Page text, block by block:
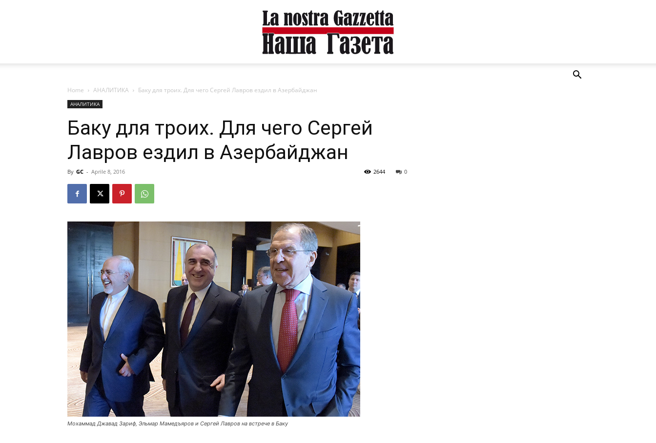
Home АНАЛИТИКА Баку для троих. Для чего Сергей Лавров ездил в Азербайджан
АНАЛИТИКА
Баку для троих. Для чего Сергей
Лавров ездил в Азербайджан
By GC - Aprile 8, 2016 0
2644
Мохаммад Джавад Зариф, Эльмар Мамедъяров и Сергей Лавров на встрече в Баку